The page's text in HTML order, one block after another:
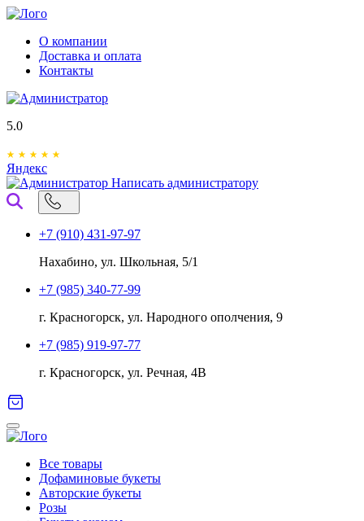
О компании
Доставка и оплата
Контакты
5.0
Яндекс
Написать администратору
+7 (910) 431-97-97
Нахабино, ул. Школьная, 5/1
+7 (985) 340-77-99
г. Красногорск, ул. Народного ополчения, 9
+7 (985) 919-97-77
г. Красногорск, ул. Речная, 4В
Все товары
Дофаминовые букеты
Авторские букеты
Розы